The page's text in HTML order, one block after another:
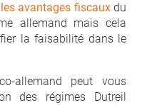
avantages fiscauxdu
allemand mais cela
la faisabilité dans le
allemand peut vous
des régimes Dutreil